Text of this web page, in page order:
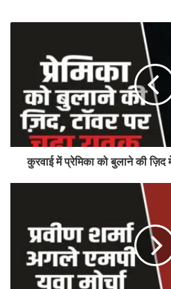
कुरवाई में प्रेमिका को बुलाने की